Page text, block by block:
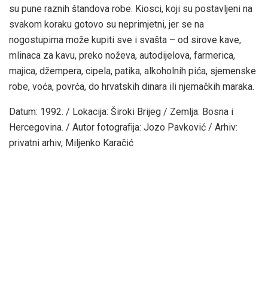
su pune raznih štandova robe. Kiosci, koji su postavljeni na
svakom koraku gotovo su neprimjetni, jer se na
nogostupima može kupiti sve i svašta – od sirove kave,
mlinaca za kavu, preko noževa, autodijelova, farmerica,
majica, džempera, cipela, patika, alkoholnih pića, sjemenske
robe, voća, povrća, do hrvatskih dinara ili njemačkih maraka.
Datum: 1992. / Lokacija: Široki Brijeg / Zemlja: Bosna i
Hercegovina. / Autor fotografija: Jozo Pavković / Arhiv:
privatni arhiv, Miljenko Karačić